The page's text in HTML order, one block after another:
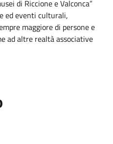
di Riccione e Valconca”
ed eventi culturali,
maggiore di persone e
ad altre realtà associative